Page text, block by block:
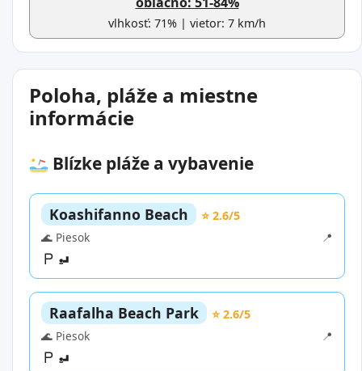
vlhkosť: 71% | vietor: 7 km/h
Poloha, pláže a miestne
informácie
Blízke pláže a vybavenie
Koashifanno Beach
⭐ 2.6/5
🌊 Piesok
📍
Raafalha Beach Park
⭐ 2.6/5
🌊 Piesok
📍